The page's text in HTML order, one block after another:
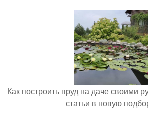
Как построить пруд на даче своими
статьи в новую